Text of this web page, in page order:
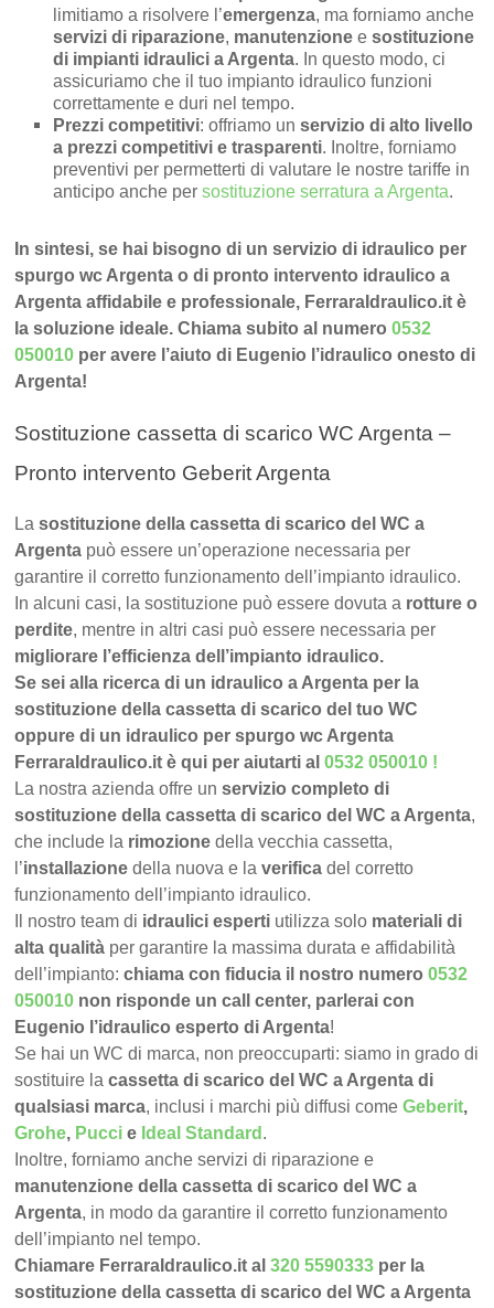
limitiamo a risolvere l’emergenza, ma forniamo anche
servizi di riparazione, manutenzione esostituzione
di impianti idraulici a Argenta. In questo modo, ci
assicuriamo che il tuo impianto idraulico funzioni
correttamente e duri nel tempo.
Prezzi competitivi: offriamo unservizio di alto livello
a prezzi competitivi e trasparenti. Inoltre, forniamo
preventivi per permetterti di valutare le nostre tariffe in
anticipo anche persostituzione serratura a Argenta.
In sintesi, se hai bisogno di un servizio di idraulico per
spurgo wc Argenta o di pronto intervento idraulico a
Argenta affidabile e professionale, FerraraIdraulico.it è
la soluzione ideale. Chiama subito al numero0532
050010 per avere l’aiuto di Eugenio l’idraulico onesto di
Argenta!
Sostituzione cassetta di scarico WC Argenta –
Pronto intervento Geberit Argenta
Lasostituzione della cassetta di scarico del WC a
Argenta può essere un’operazione necessaria per
garantire il corretto funzionamento dell’impianto idraulico.
In alcuni casi, la sostituzione può essere dovuta a rotture o
perdite, mentre in altri casi può essere necessaria per
migliorare l’efficienza dell’impianto idraulico.
Se sei alla ricerca di un idraulico a Argenta per la
sostituzione della cassetta di scarico del tuo WC
oppure di un idraulico per spurgo wc Argenta
FerraraIdraulico.it è qui per aiutarti al0532 050010 !
La nostra azienda offre unservizio completo di
sostituzione della cassetta di scarico del WC a Argenta,
che include la rimozione della vecchia cassetta,
l’installazione della nuova e laverifica del corretto
funzionamento dell’impianto idraulico.
Il nostro team di idraulici esperti utilizza solo materiali di
alta qualità per garantire la massima durata e affidabilità
dell’impianto:chiama con fiducia il nostro numero0532
050010 non risponde un call center, parlerai con
Eugenio l’idraulico esperto di Argenta!
Se hai un WC di marca, non preoccuparti: siamo in grado di
sostituire lacassetta di scarico del WC a Argenta di
qualsiasi marca, inclusi i marchi più diffusi comeGeberit,
Grohe, Pucci e Ideal Standard .
Inoltre, forniamo anche servizi di riparazione e
manutenzione della cassetta di scarico del WC a
Argenta, in modo da garantire il corretto funzionamento
dell’impianto nel tempo.
Chiamare FerraraIdraulico.it al320 5590333 per la
sostituzione della cassetta di scarico del WC a Argenta